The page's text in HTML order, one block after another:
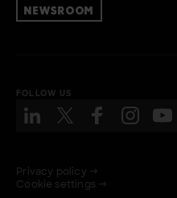
NEWSROOM
FOLLOW US
Privacy policy →
Cookie settings →